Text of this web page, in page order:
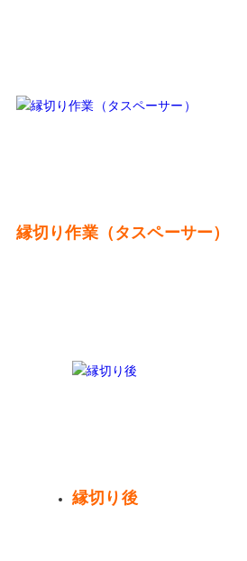
縁切り作業（タスペーサー）
縁切り後